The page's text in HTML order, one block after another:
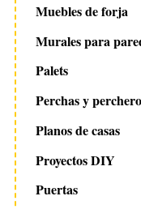
Muebles de forja
Murales para
Palets
Perchas y
Planos de casas
Proyectos DIY
Puertas